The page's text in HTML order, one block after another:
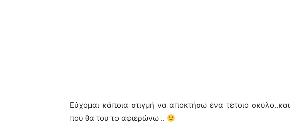
Εύχομαι κάποια στιγμή να αποκτήσω ένα τέτοιο
που θα του το αφιερώνω ..